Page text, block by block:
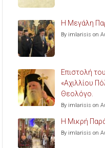
Η Μεγάλη
By imlarisis on
Επιστολή
«Αχιλλίου
Θεολόγο.
By imlarisis on
Η Μικρή
By imlarisis on